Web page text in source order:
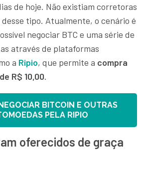
de hoje. Não existiam corretoras
desse tipo. Atualmente, o cenário é
negociar BTC e uma série de
através de plataformas
a Ripio, que permite a compra
R$ 10,00.
BITCOIN E OUTRAS
PELA RIPIO
oferecidos de graça